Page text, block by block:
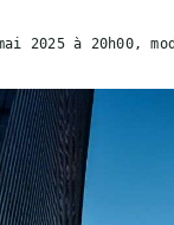
2025 à 20h00,